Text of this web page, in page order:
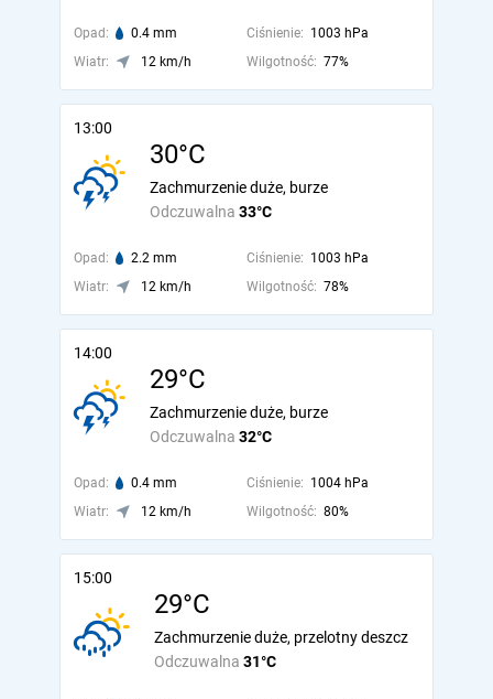
Opad: 0.4 mm Ciśnienie: 1003 hPa
Wiatr:
12 km/h Wilgotność: 77%
13:00
30°C
Odczuwalna 33°C
Zachmurzenie duże, burze
Opad: 2.2 mm Ciśnienie: 1003 hPa
Wiatr:
12 km/h Wilgotność: 78%
14:00
29°C
Odczuwalna 32°C
Zachmurzenie duże, burze
Opad: 0.4 mm Ciśnienie: 1004 hPa
Wiatr:
12 km/h Wilgotność: 80%
15:00
29°C
Odczuwalna 31°C
Zachmurzenie duże, przelotny deszcz